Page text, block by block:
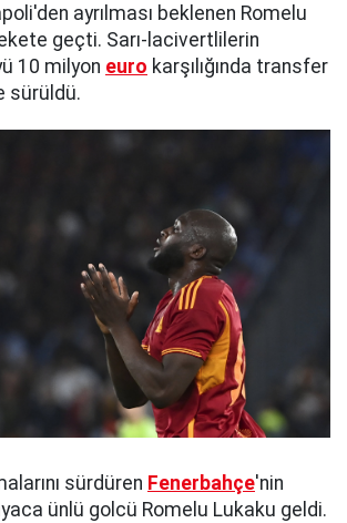
ayrılması beklenen Romelu
geçti. Sarı-lacivertlilerin
10 milyon euro karşılığında transfer
sürüldü.
sürdüren Fenerbahçe'nin
ünlü golcü Romelu Lukaku geldi.